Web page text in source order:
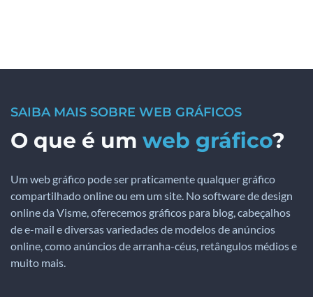
SAIBA MAIS SOBRE WEB GRÁFICOS
O que é um web gráfico?
Um web gráfico pode ser praticamente qualquer gráfico
compartilhado online ou em um site. No software de design
online da Visme, oferecemos gráficos para blog, cabeçalhos
de e-mail e diversas variedades de modelos de anúncios
online, como anúncios de arranha-céus, retângulos médios e
muito mais.